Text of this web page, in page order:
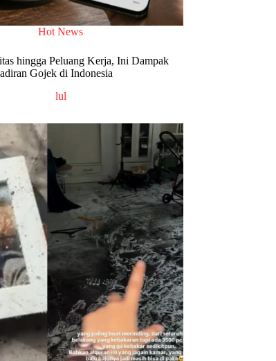
Hot News
hingga Peluang Kerja, Ini Dampak
Gojek di Indonesia
lul